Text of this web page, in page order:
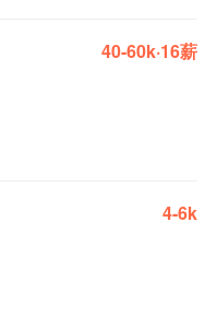
40-60k·16薪
4-6k